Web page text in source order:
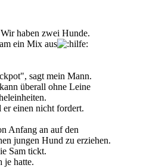
haben zwei Hunde.
ein Mix aus
sagt mein Mann.
überall ohne Leine
einen nicht fordert.
Anfang an auf den
jungen Hund zu erziehen.
Sam tickt.
je hatte.